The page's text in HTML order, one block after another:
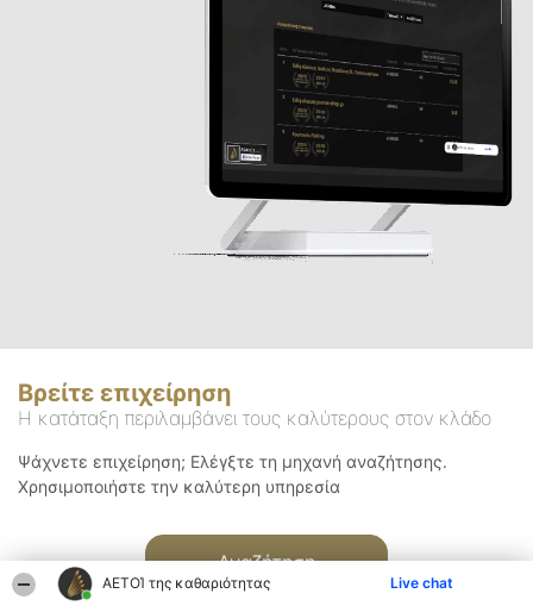
ΑΕΤΟΊ της καθαριότητας Live chat
Βρείτε επιχείρηση
Η κατάταξη περιλαμβάνει τους καλύτερους στον κλάδο
Ψάχνετε επιχείρηση; Ελέγξτε τη μηχανή αναζήτησης.
Χρησιμοποιήστε την καλύτερη υπηρεσία
Αναζήτηση